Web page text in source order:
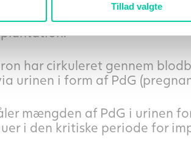
Tillad valgte
kort tidsvindue efter
har cirkuleret gennem
urinen i form af PdG
mængden af PdG i urinen
i den kritiske periode for